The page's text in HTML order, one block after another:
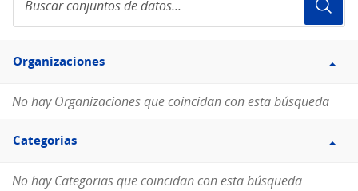
conjuntos
de
Filtro
Organizaciones
Organizaciones
No hay Organizaciones que coincidan con esta búsqueda
Filtro
Categorias
Categorias
No hay Categorias que coincidan con esta búsqueda